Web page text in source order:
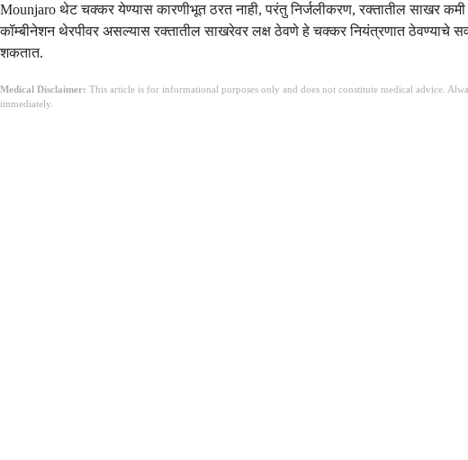
Mounjaro थेट चक्कर येण्यास कारणीभूत ठरत नाही, परंतु निर्जलीकरण, रक्तातील साखर
कॉम्बीनेशन थेरपीवर असल्यास रक्तातील साखरेवर लक्ष ठेवणे हे चक्कर नियंत्रणात ठेवण्याचे
शकतात.
Medical Disclaimer: This article is for informational purposes only and does not constitute medical advice.
immediately.